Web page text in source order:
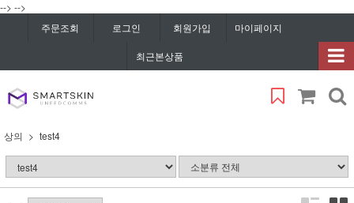
--> -->
주문조회
로그인 회원가입 마이페이지
최근본상품
상의 test4